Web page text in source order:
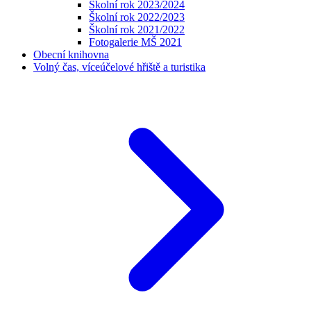
Školní rok 2023/2024
Školní rok 2022/2023
Školní rok 2021/2022
Fotogalerie MŠ 2021
Obecní knihovna
Volný čas, víceúčelové hřiště a turistika